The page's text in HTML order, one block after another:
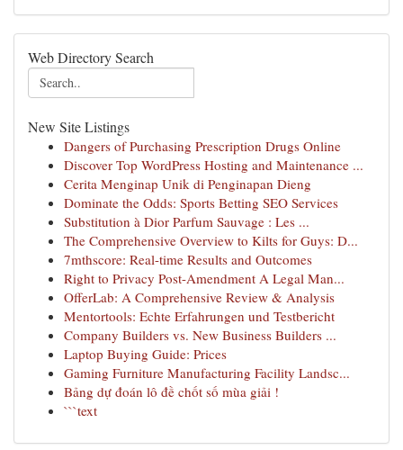
Web Directory Search
New Site Listings
Dangers of Purchasing Prescription Drugs Online
Discover Top WordPress Hosting and Maintenance ...
Cerita Menginap Unik di Penginapan Dieng
Dominate the Odds: Sports Betting SEO Services
Substitution à Dior Parfum Sauvage : Les ...
The Comprehensive Overview to Kilts for Guys: D...
7mthscore: Real-time Results and Outcomes
Right to Privacy Post-Amendment A Legal Man...
OfferLab: A Comprehensive Review & Analysis
Mentortools: Echte Erfahrungen und Testbericht
Company Builders vs. New Business Builders ...
Laptop Buying Guide: Prices
Gaming Furniture Manufacturing Facility Landsc...
Bảng dự đoán lô đề chốt số mùa giải !
```text